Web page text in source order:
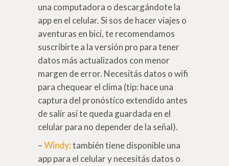
una computadora o descargándote la
app en el celular. Si sos de hacer viajes o
aventuras en bici, te recomendamos
suscribirte a la versión pro para tener
datos más actualizados con menor
margen de error. Necesitás datos o wifi
para chequear el clima (tip: hace una
captura del pronóstico extendido antes
de salir así te queda guardada en el
celular para no depender de la señal).
–Windy:también tiene disponible una
app para el celular y necesitás datos o